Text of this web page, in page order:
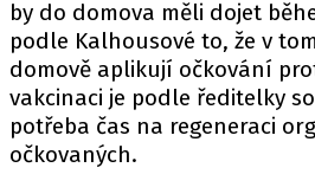
by do domova měli dojet
podle Kalhousové to, že v
domově aplikují očkování
vakcinaci je podle ředitelky
potřeba čas na regeneraci
očkovaných.